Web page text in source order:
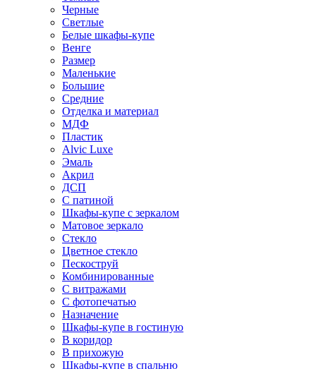
Черные
Светлые
Белые шкафы-купе
Венге
Размер
Маленькие
Большие
Средние
Отделка и материал
МДФ
Пластик
Alvic Luxe
Эмаль
Акрил
ДСП
С патиной
Шкафы-купе с зеркалом
Матовое зеркало
Стекло
Цветное стекло
Пескоструй
Комбинированные
С витражами
С фотопечатью
Назначение
Шкафы-купе в гостиную
В коридор
В прихожую
Шкафы-купе в спальню